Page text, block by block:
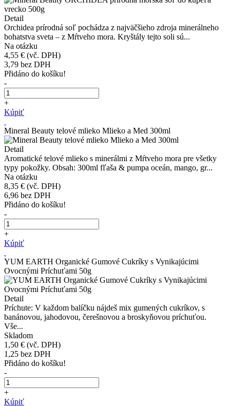
Detail
Orchidea prírodná soľ pochádza z najväčšieho zdroja minerálneho
bohatstva sveta – z Mŕtveho mora. Kryštály tejto soli sú...
Na otázku
4,55 € (vč. DPH)
3,79 bez DPH
Přidáno do košíku!
-
+
Kúpiť
Mineral Beauty telové mlieko Mlieko a Med 300ml
Detail
Aromatické telové mlieko s minerálmi z Mŕtveho mora pre všetky
typy pokožky. Obsah: 300ml fľaša & pumpa oceán, mango, gr...
Na otázku
8,35 € (vč. DPH)
6,96 bez DPH
Přidáno do košíku!
-
+
Kúpiť
YUM EARTH Organické Gumové Cukríky s Vynikajúcimi
Ovocnými Príchuťami 50g
Detail
Príchute: V každom balíčku nájdeš mix gumených cukríkov, s
banánovou, jahodovou, čerešnovou a broskyňovou príchuťou.
Vše...
Skladom
1,50 € (vč. DPH)
1,25 bez DPH
Přidáno do košíku!
-
+
Kúpiť